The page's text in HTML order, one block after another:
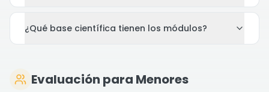
¿Qué base científica tienen los módulos?
Evaluación para Menores